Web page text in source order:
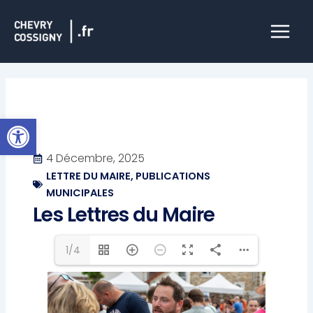
Ouvrir la barre d’outils
contenu
Menu
4 Décembre, 2025
LETTRE DU MAIRE, PUBLICATIONS
MUNICIPALES
Les Lettres du Maire
1/4